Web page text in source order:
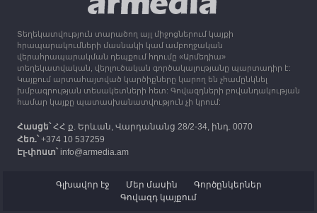
Ղարաբաղից բռնի տեղահանվածներին
12:25 30.09.2023
Հայաստան է ժամանել բռնի տեղահանված 100
հազար 417 արցախցի
Տեղեկատվություն տարածող այլ միջոցներում կայքի
հրապարակումների մասնակի կամ ամբողջական
վերահրապարակման դեպքում հղումը «Արմեդիա»
տեղեկատվական, վերլուծական գործակալությանը պարտադիր է:
Կայքում արտահայտված կարծիքները կարող են չհամընկնել
խմբագրության տեսակետների հետ: Գովազդների բովանդակության
համար կայքը պատասխանատվություն չի կրում:
Հասցե՝ՀՀ ք. Երևան, Վարդանանց 28/2-34, ինդ. 0070
Հեռ.՝+374 10 537259
Էլ-փոստ՝info@armedia.am
Գլխավոր էջ Մեր մասին
Գործընկերներ
Գովազդ կայքում